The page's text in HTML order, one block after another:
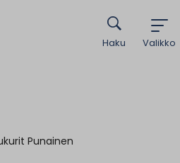
Valikko
Haku
Punainen